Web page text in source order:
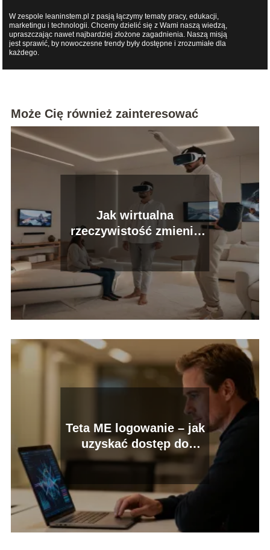
W zespole leaninstem.pl z pasją łączymy tematy pracy, edukacji,
marketingu i technologii. Chcemy dzielić się z Wami naszą wiedzą,
upraszczając nawet najbardziej złożone zagadnienia. Naszą misją
jest sprawić, by nowoczesne trendy były dostępne i zrozumiałe dla
każdego.
Może Cię również zainteresować
Jak wirtualna
rzeczywistość zmienia
nasze życie?
Teta ME logowanie – jak
uzyskać dostęp do
systemu?